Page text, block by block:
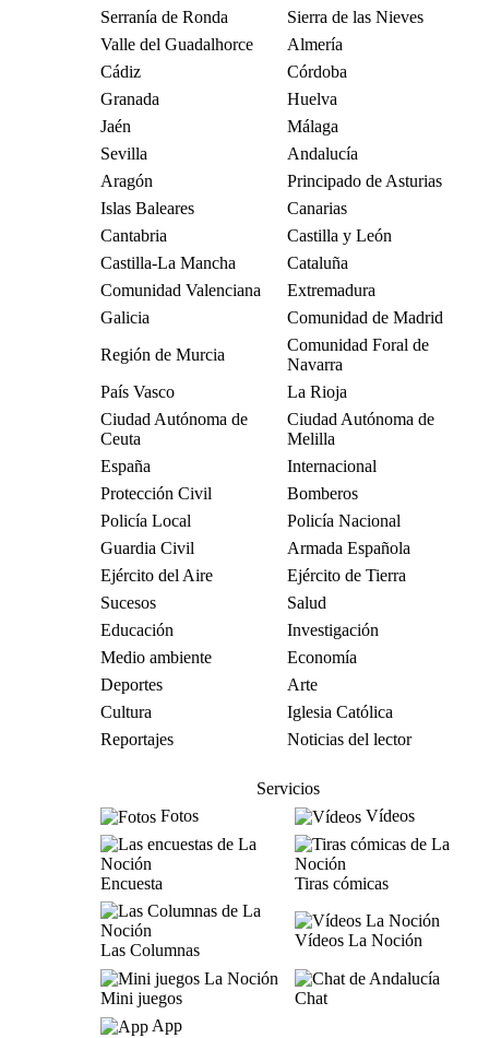
Serranía de Ronda
Sierra de las Nieves
Valle del Guadalhorce
Almería
Cádiz
Córdoba
Granada
Huelva
Jaén
Málaga
Sevilla
Andalucía
Aragón
Principado de Asturias
Islas Baleares
Canarias
Cantabria
Castilla y León
Castilla-La Mancha
Cataluña
Comunidad Valenciana
Extremadura
Galicia
Comunidad de Madrid
Región de Murcia
Comunidad Foral de
Navarra
País Vasco
La Rioja
Ciudad Autónoma de
Ceuta
Ciudad Autónoma de
Melilla
España
Internacional
Protección Civil
Bomberos
Policía Local
Policía Nacional
Guardia Civil
Armada Española
Ejército del Aire
Ejército de Tierra
Sucesos
Salud
Educación
Investigación
Medio ambiente
Economía
Deportes
Arte
Cultura
Iglesia Católica
Reportajes
Noticias del lector
Servicios
Fotos
Vídeos
Encuesta Tiras cómicas
Las Columnas
Vídeos La Noción
Mini juegos
Chat
App